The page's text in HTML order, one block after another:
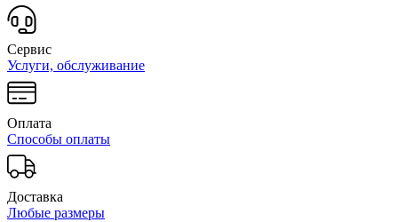
Сервис
Услуги, обслуживание
Оплата
Способы оплаты
Доставка
Любые размеры